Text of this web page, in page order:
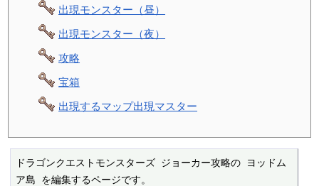
出現モンスター（昼）
出現モンスター（夜）
攻略
宝箱
出現するマップ出現マスター
ドラゴンクエストモンスターズ ジョーカー攻略の ヨッドム
ア島 を編集するページです。